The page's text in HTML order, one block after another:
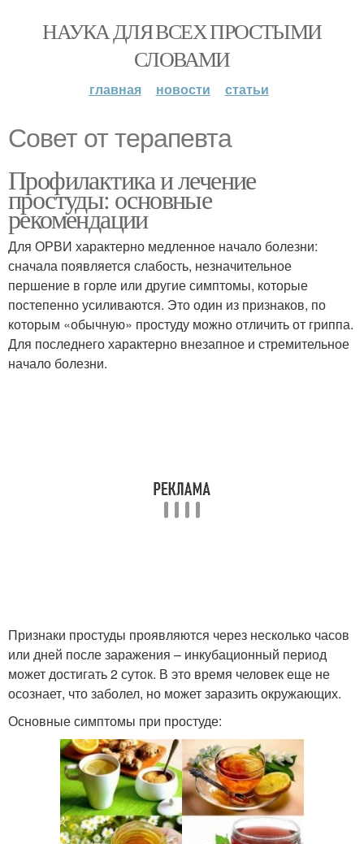
НАУКА ДЛЯ ВСЕХ ПРОСТЫМИ
СЛОВАМИ
главная новости статьи
Совет от терапевта
Профилактика и лечение
простуды: основные
рекомендации
Для ОРВИ характерно медленное начало болезни:
сначала появляется слабость, незначительное
першение в горле или другие симптомы, которые
постепенно усиливаются. Это один из признаков, по
которым «обычную» простуду можно отличить от гриппа.
Для последнего характерно внезапное и стремительное
начало болезни.
Признаки простуды проявляются через несколько часов
или дней после заражения – инкубационный период
может достигать 2 суток. В это время человек еще не
осознает, что заболел, но может заразить окружающих.
Основные симптомы при простуде: